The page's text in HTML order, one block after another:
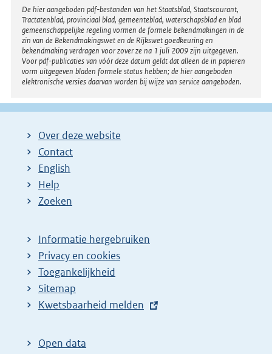
Disclaimer
De hier aangeboden pdf-bestanden van het Staatsblad, Staatscourant,
Tractatenblad, provinciaal blad, gemeenteblad, waterschapsblad en blad
gemeenschappelijke regeling vormen de formele bekendmakingen in de
zin van de Bekendmakingswet en de Rijkswet goedkeuring en
bekendmaking verdragen voor zover ze na 1 juli 2009 zijn uitgegeven.
Voor pdf-publicaties van vóór deze datum geldt dat alleen de in papieren
vorm uitgegeven bladen formele status hebben; de hier aangeboden
elektronische versies daarvan worden bij wijze van service aangeboden.
Over deze website
Contact
English
Help
Zoeken
Informatie hergebruiken
Privacy en cookies
Toegankelijkheid
Sitemap
E
t
Kwetsbaarheid melden
Open data